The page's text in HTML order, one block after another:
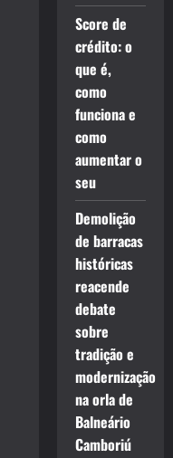
Score de
crédito: o
que é,
como
funciona e
como
aumentar o
seu
Demolição
de barracas
históricas
reacende
debate
sobre
tradição e
modernização
na orla de
Balneário
Camboriú